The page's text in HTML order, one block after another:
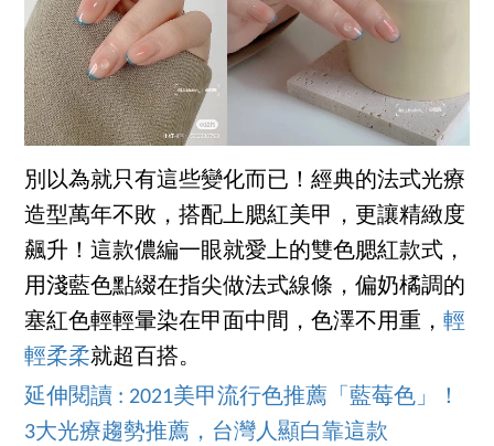
別以為就只有這些變化而已！經典的法式光療
造型萬年不敗，搭配上腮紅美甲，更讓精緻度
飆升！這款儂編一眼就愛上的雙色腮紅款式，
用淺藍色點綴在指尖做法式線條，偏奶橘調的
塞紅色輕輕暈染在甲面中間，色澤不用重，輕
輕柔柔就超百搭。
延伸閱讀 : 2021美甲流行色推薦「藍莓色」！
3大光療趨勢推薦，台灣人顯白靠這款